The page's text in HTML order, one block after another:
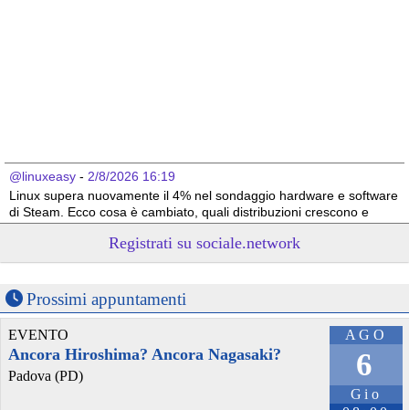
@linuxeasy - 2/8/2026 16:19
Linux supera nuovamente il 4% nel sondaggio hardware e software
di Steam. Ecco cosa è cambiato, quali distribuzioni crescono e
perché i dati vanno interpretati con attenzione. #Linux #Steam
SteamDeck #CachyOS #Bazzite #Windows11
linuxeasy.org/linux-supera-il-
Registrati su sociale.network
Prossimi appuntamenti
AGO
6
Gio
EVENTO
Ancora Hiroshima? Ancora Nagasaki?
Padova (PD)